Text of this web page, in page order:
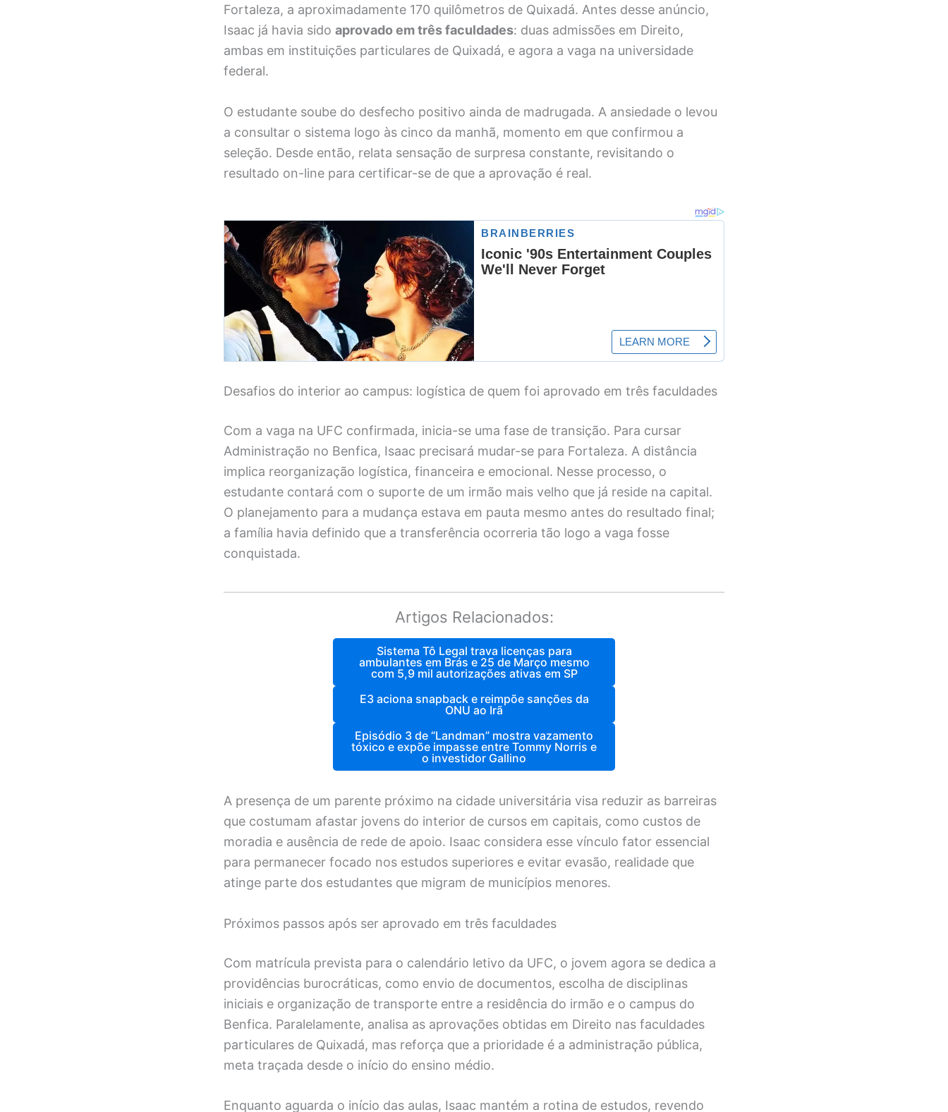
Fortaleza, a aproximadamente 170 quilômetros de Quixadá. Antes desse anúncio,
Isaac já havia sido aprovado em três faculdades: duas admissões em Direito,
ambas em instituições particulares de Quixadá, e agora a vaga na universidade
federal.
O estudante soube do desfecho positivo ainda de madrugada. A ansiedade o levou
a consultar o sistema logo às cinco da manhã, momento em que confirmou a
seleção. Desde então, relata sensação de surpresa constante, revisitando o
resultado on-line para certificar-se de que a aprovação é real.
Desafios do interior ao campus: logística de quem foi aprovado em três faculdades
Com a vaga na UFC confirmada, inicia-se uma fase de transição. Para cursar
Administração no Benfica, Isaac precisará mudar-se para Fortaleza. A distância
implica reorganização logística, financeira e emocional. Nesse processo, o
estudante contará com o suporte de um irmão mais velho que já reside na capital.
O planejamento para a mudança estava em pauta mesmo antes do resultado final;
a família havia definido que a transferência ocorreria tão logo a vaga fosse
conquistada.
Artigos Relacionados:
Sistema Tô Legal trava licenças para
ambulantes em Brás e 25 de Março mesmo
com 5,9 mil autorizações ativas em SP
E3 aciona snapback e reimpõe sanções da
ONU ao Irã
Episódio 3 de “Landman” mostra vazamento
tóxico e expõe impasse entre Tommy Norris e
o investidor Gallino
A presença de um parente próximo na cidade universitária visa reduzir as barreiras
que costumam afastar jovens do interior de cursos em capitais, como custos de
moradia e ausência de rede de apoio. Isaac considera esse vínculo fator essencial
para permanecer focado nos estudos superiores e evitar evasão, realidade que
atinge parte dos estudantes que migram de municípios menores.
Próximos passos após ser aprovado em três faculdades
Com matrícula prevista para o calendário letivo da UFC, o jovem agora se dedica a
providências burocráticas, como envio de documentos, escolha de disciplinas
iniciais e organização de transporte entre a residência do irmão e o campus do
Benfica. Paralelamente, analisa as aprovações obtidas em Direito nas faculdades
particulares de Quixadá, mas reforça que a prioridade é a administração pública,
meta traçada desde o início do ensino médio.
Enquanto aguarda o início das aulas, Isaac mantém a rotina de estudos, revendo